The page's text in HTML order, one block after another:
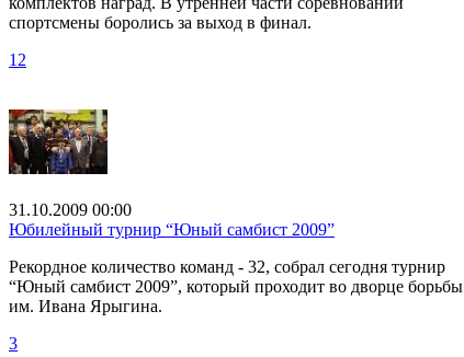
спортсмены боролись за выход в финал.
12
31.10.2009 00:00
Юбилейный турнир “Юный самбист 2009”
Рекордное количество команд - 32, собрал сегодня турнир
“Юный самбист 2009”, который проходит во дворце борьбы
им. Ивана Ярыгина.
3